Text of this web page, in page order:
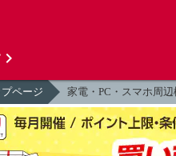
プページ 家電・PC・スマホ周